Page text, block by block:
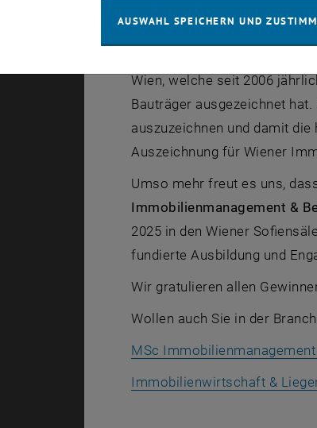
ist eine
Wien, welche seit 2006
Bauträger ausgezeichnet
auszuzeichnen und damit
Auszeichnung für Wiener
Umso mehr freut es uns,
Immobilienmanagement &
2025 in den Wiener
fundierte Ausbildung und
Wir gratulieren allen
Wollen auch Sie in der
MSc
Immobilienwirtschaft &
AUSWAHL SPEICHERN UND